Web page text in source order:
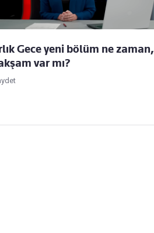
Gece yeni bölüm ne zaman,
var mı?